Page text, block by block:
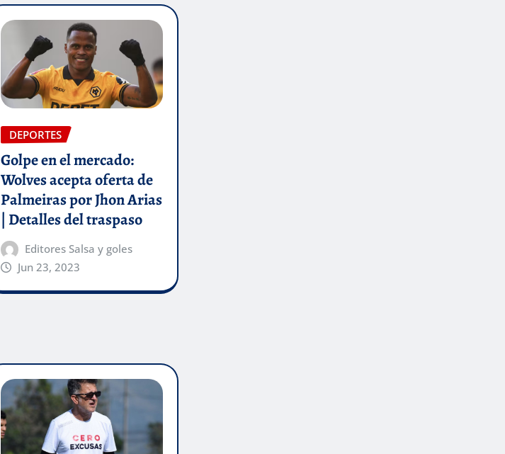
DEPORTES
Golpe en el mercado:
Wolves acepta oferta de
Palmeiras por Jhon Arias
| Detalles del traspaso
Editores Salsa y goles
Jun 23, 2023